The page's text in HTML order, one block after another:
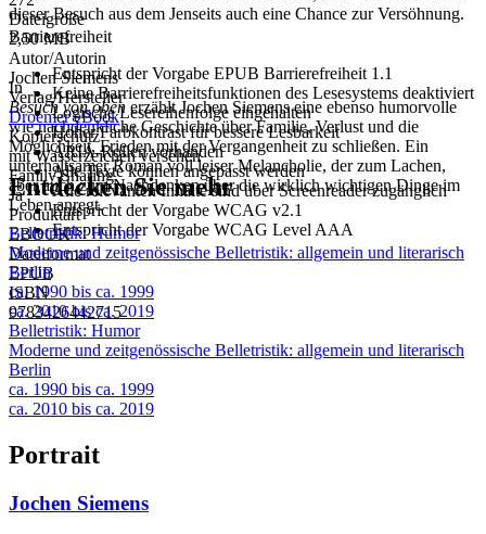
dieser Besuch aus dem Jenseits auch eine Chance zur Versöhnung.
In
Besuch von oben erzählt Jochen Siemens eine ebenso humorvolle
wie nachdenkliche Geschichte über Familie, Verlust und die
Möglichkeit, Frieden mit der Vergangenheit zu schließen. Ein
unterhaltsamer Roman voll leiser Melancholie, der zum Lachen,
aber auch zum Nachdenken über die wirklich wichtigen Dinge im
Leben anregt.
Dateigröße
2,50 MB
Autor/Autorin
Jochen Siemens
Verlag/Hersteller
Droemer eBook
Kopierschutz
mit Wasserzeichen versehen
Family Sharing
Ja
Produktart
EBOOK
Dateiformat
EPUB
ISBN
9783426442715
Barrierefreiheit
Entspricht der Vorgabe EPUB Barrierefreiheit 1.1
Keine Barrierefreiheitsfunktionen des Lesesystems deaktiviert
Logische Lesereihenfolge eingehalten
Hoher Farbkontrast für bessere Lesbarkeit
ARIA-Rollen vorhanden
Alle Texte können angepasst werden
Alle relevanten Inhalte sind über Screenreader zugänglich
Entspricht der Vorgabe WCAG v2.1
Entspricht der Vorgabe WCAG Level AAA
Entdecken Sie mehr
Belletristik: Humor
Moderne und zeitgenössische Belletristik: allgemein und literarisch
Berlin
ca. 1990 bis ca. 1999
ca. 2010 bis ca. 2019
Belletristik: Humor
Moderne und zeitgenössische Belletristik: allgemein und literarisch
Berlin
ca. 1990 bis ca. 1999
ca. 2010 bis ca. 2019
Portrait
Jochen Siemens